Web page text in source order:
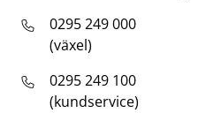
0295 249 000
(växel)
0295 249 100
(kundservice)